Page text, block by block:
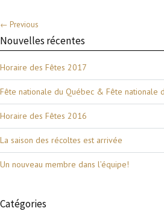
← Previous
Nouvelles récentes
Horaire des Fêtes 2017
Fête nationale du Québec & Fête nationale
Horaire des Fêtes 2016
La saison des récoltes est arrivée
Un nouveau membre dans l’équipe!
Catégories